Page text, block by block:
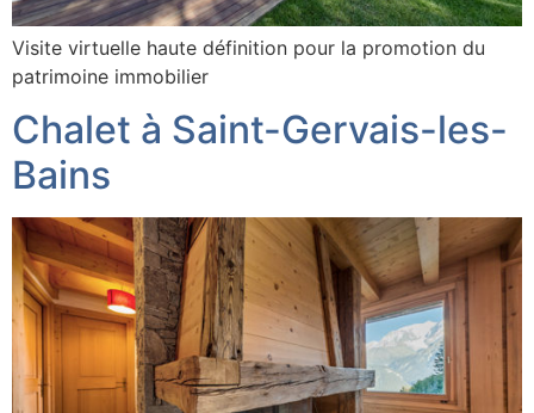
Visite virtuelle haute définition pour la promotion du
patrimoine immobilier
Chalet à Saint-Gervais-les-
Bains